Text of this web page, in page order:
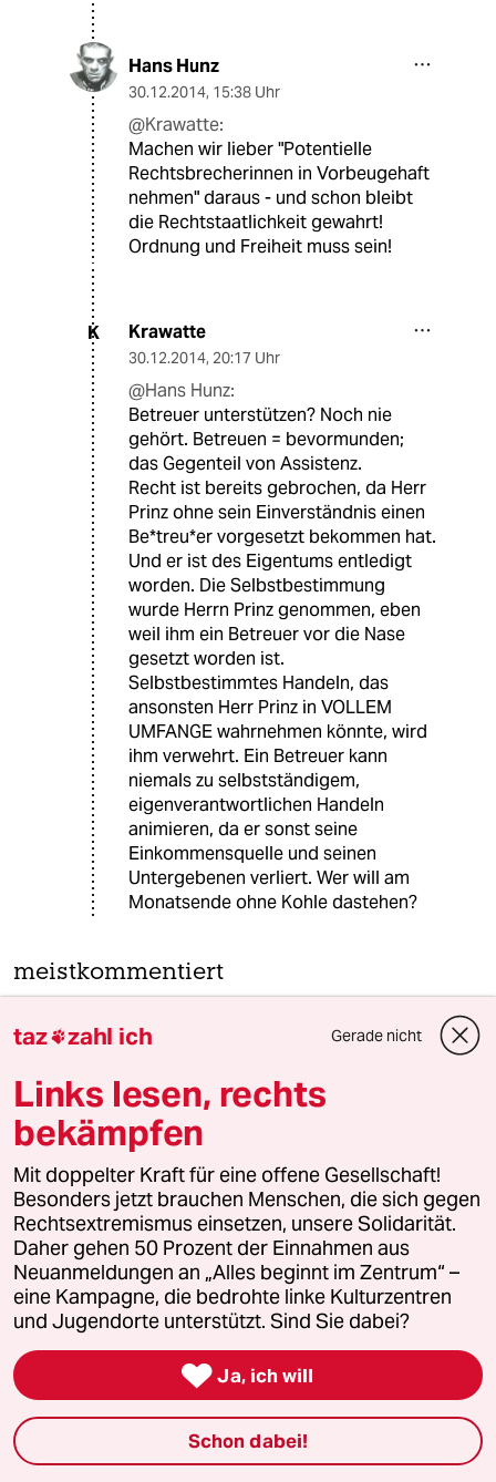
Hans Hunz
30.12.2014, 15:38 Uhr
@Krawatte:
Machen wir lieber "Potentielle
Rechtsbrecherinnen in Vorbeugehaft
nehmen" daraus - und schon bleibt
die Rechtstaatlichkeit gewahrt!
Ordnung und Freiheit muss sein!
K Krawatte
30.12.2014, 20:17 Uhr
@Hans Hunz:
Betreuer unterstützen? Noch nie
gehört. Betreuen = bevormunden;
das Gegenteil von Assistenz.
Recht ist bereits gebrochen, da Herr
Prinz ohne sein Einverständnis einen
Be*treu*er vorgesetzt bekommen hat.
Und er ist des Eigentums entledigt
worden. Die Selbstbestimmung
wurde Herrn Prinz genommen, eben
weil ihm ein Betreuer vor die Nase
gesetzt worden ist.
Selbstbestimmtes Handeln, das
ansonsten Herr Prinz in VOLLEM
UMFANGE wahrnehmen könnte, wird
ihm verwehrt. Ein Betreuer kann
niemals zu selbstständigem,
eigenverantwortlichen Handeln
animieren, da er sonst seine
Einkommensquelle und seinen
Untergebenen verliert. Wer will am
Monatsende ohne Kohle dastehen?
meistkommentiert
1 Krise der Demokratie
2 Unfall von CDU-Abgeordnetem
Thomas Bareiß crasht bei voller
Dröhnung
3 Bundeszentrale für politische Bildung
Zurück zu den antikommunistischen
Wurzeln
4 Nein zum Zivildienst
Hinterlistiger Schritt der
taz zahl ich Gerade nicht
Links lesen, rechts
bekämpfen
Mit doppelter Kraft für eine offene Gesellschaft!
Besonders jetzt brauchen Menschen, die sich gegen
Rechtsextremismus einsetzen, unsere Solidarität.
Daher gehen 50 Prozent der Einnahmen aus
Neuanmeldungen an „Alles beginnt im Zentrum“ –
eine Kampagne, die bedrohte linke Kulturzentren
und Jugendorte unterstützt. Sind Sie dabei?
 Ja, ich will
Schon dabei!